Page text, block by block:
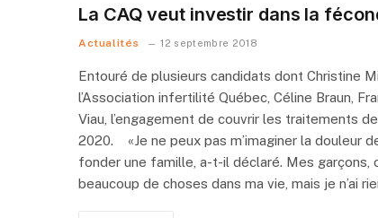
La CAQ veut investir dans la
Actualités 12 septembre 2018
Entouré de plusieurs candidats dont Christine
l’Association infertilité Québec, Céline Braun,
Viau, l’engagement de couvrir les traitements
2020. «Je ne peux pas m’imaginer la douleur
fonder une famille, a-t-il déclaré. Mes garçons,
beaucoup de choses dans ma vie, mais je n’ai